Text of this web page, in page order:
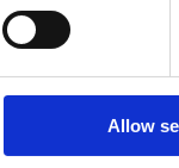
Allow